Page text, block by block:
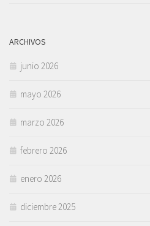
ARCHIVOS
junio 2026
mayo 2026
marzo 2026
febrero 2026
enero 2026
diciembre 2025